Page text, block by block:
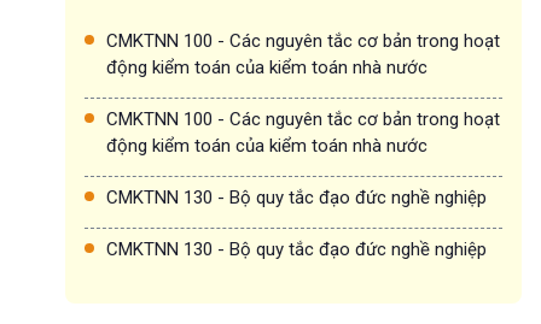
CMKTNN 100 - Các nguyên tắc cơ bản trong hoạt
động kiểm toán của kiểm toán nhà nước
CMKTNN 100 - Các nguyên tắc cơ bản trong hoạt
động kiểm toán của kiểm toán nhà nước
CMKTNN 130 - Bộ quy tắc đạo đức nghề nghiệp
CMKTNN 130 - Bộ quy tắc đạo đức nghề nghiệp